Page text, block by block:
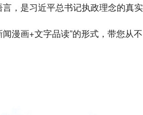
，是习近平总书记执政理念的真实
漫画+文字品读”的形式，带您从不